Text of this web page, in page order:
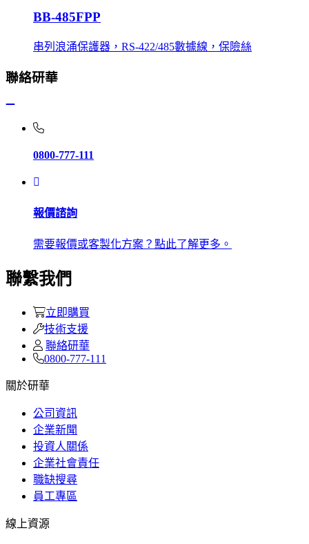
BB-485FPP
串列浪涌保護器，RS-422/485數據線，保險絲
聯絡研華
0800-777-111
報價諮詢
需要報價或客製化方案？點此了解更多。
聯繫我們
立即購買
技術支援
聯絡研華
0800-777-111
關於研華
公司資訊
企業新聞
投資人關係
企業社會責任
職缺搜尋
員工專區
線上資源